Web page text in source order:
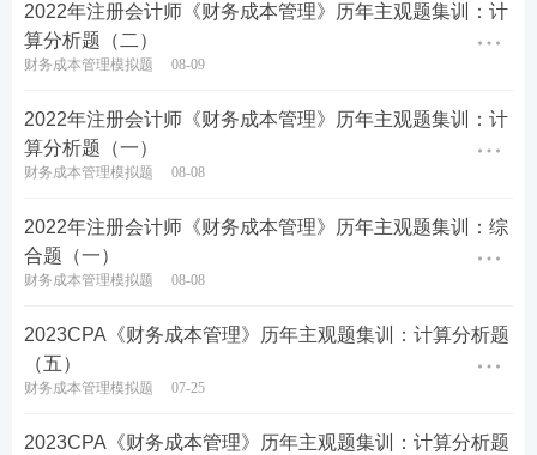
3.为判断筹资方案是否可行，根据资料三，利用风险
调整法，计算甲公司税前债务资本成本；假设无风险
利率参考10年期政府债券到期收益率，计算筹资后股
权资本成本。
据资料四，计算筹资方案执行后2020年末长期资本负
债率、利息保障倍数。
5.基于上述结果，判断筹资方案是否可行,并简要说明
理由。
2022年注册会计师《财务成本管理》历年主观题集训：计
算分析题（二）
财务成本管理模拟题 08-09
2022年注册会计师《财务成本管理》历年主观题集训：计
算分析题（一）
财务成本管理模拟题 08-08
2022年注册会计师《财务成本管理》历年主观题集训：综
合题（一）
财务成本管理模拟题 08-08
2023CPA《财务成本管理》历年主观题集训：计算分析题
（五）
财务成本管理模拟题 07-25
​2023CPA《财务成本管理》历年主观题集训：计算分析题